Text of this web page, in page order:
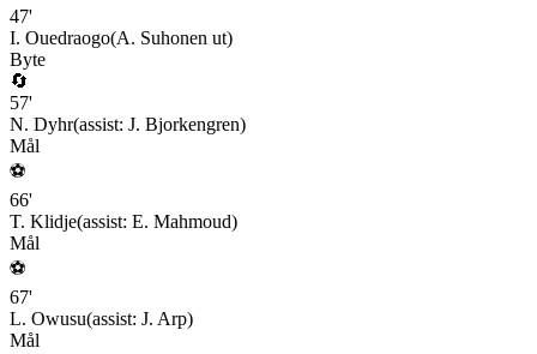
47'
I. Ouedraogo(A. Suhonen ut)
Byte
🔄
57'
N. Dyhr(assist: J. Bjorkengren)
Mål
⚽
66'
T. Klidje(assist: E. Mahmoud)
Mål
⚽
67'
L. Owusu(assist: J. Arp)
Mål